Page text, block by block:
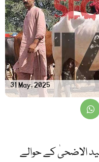
31 May, 2025
الاضحیٰ کے حوالے